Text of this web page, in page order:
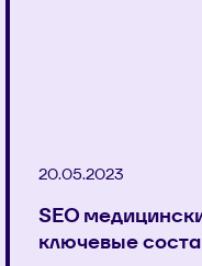
20.05.2023
SEO
ключевые